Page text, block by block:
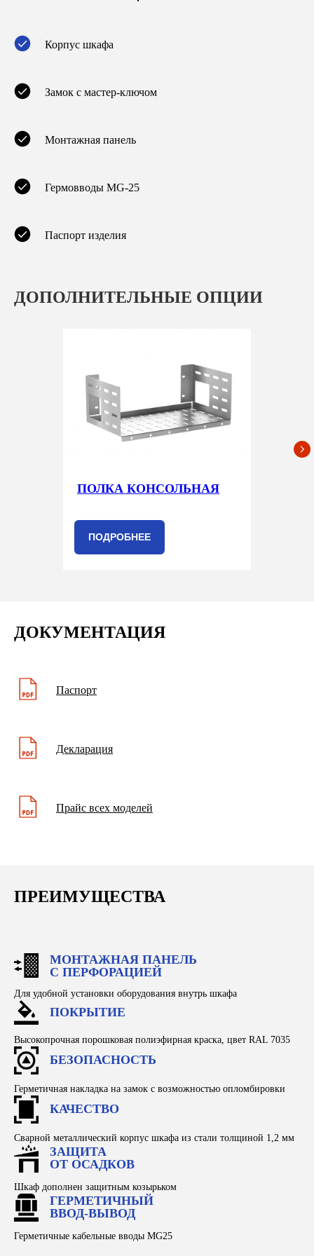
Корпус шкафа
Замок с мастер-ключом
Монтажная панель
Гермовводы MG-25
Паспорт изделия
ДОПОЛНИТЕЛЬНЫЕ ОПЦИИ
ПОЛКА КОНСОЛЬНАЯ
ПОДРОБНЕЕ
ДОКУМЕНТАЦИЯ
Паспорт
Декларация
Прайс всех моделей
ПРЕИМУЩЕСТВА
МОНТАЖНАЯ ПАНЕЛЬ
С ПЕРФОРАЦИЕЙ
Для удобной установки оборудования внутрь шкафа
ПОКРЫТИЕ
Высокопрочная порошковая полиэфирная краска, цвет RAL 7035
БЕЗОПАСНОСТЬ
Герметичная накладка на замок с возможностью опломбировки
КАЧЕСТВО
Сварной металлический корпус шкафа из стали толщиной 1,2 мм
ЗАЩИТА
ОТ ОСАДКОВ
Шкаф дополнен защитным козырьком
ГЕРМЕТИЧНЫЙ
ВВОД-ВЫВОД
Герметичные кабельные вводы MG25
zavodnomer1@mail.ru
+7 (903) 937-51-14
Производство
Конструкторское бюро
Расшифровка маркировок
Документация
Партнерам
Тендеры